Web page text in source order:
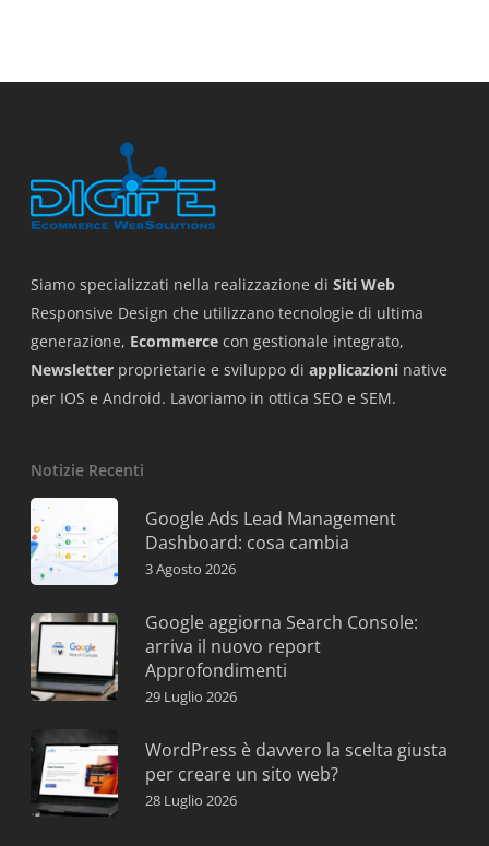
Siamo specializzati nella realizzazione di Siti Web
Responsive Design che utilizzano tecnologie di ultima
generazione, Ecommerce con gestionale integrato,
Newsletter proprietarie e sviluppo di applicazioni native
per IOS e Android. Lavoriamo in ottica SEO e SEM.
Notizie Recenti
Google Ads Lead Management
Dashboard: cosa cambia
3 Agosto 2026
Google aggiorna Search Console:
arriva il nuovo report
Approfondimenti
29 Luglio 2026
WordPress è davvero la scelta giusta
per creare un sito web?
28 Luglio 2026